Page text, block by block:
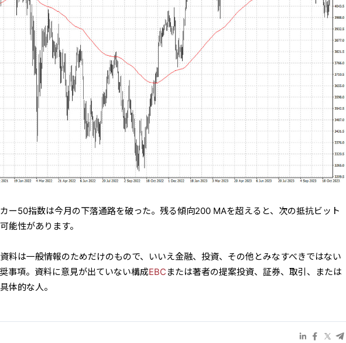
ー50指数は今月の下落通路を破った。残る傾向200 MAを超えると、次の抵抗ビット
能性があります。
料は一般情報のためだけのもので、いいえ金融、投資、その他とみなすべきではない
事項。資料に意見が出ていない構成EBC または著者の提案投資、証券、取引、または
体的な人。